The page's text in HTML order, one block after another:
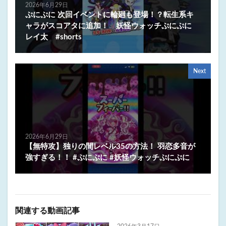
2026年6月29日
ぷにぷに 次回イベントに輪廻も登場！？転生系キ
ャラがスコアタに追加！ 妖怪ウォッチぷにぷに
レイ太 #shorts
Next
2026年6月29日
【無特攻】独りの間レベル35の方法！ 羽恋多音が
強すぎる！！ #ぷにぷに #妖怪ウォッチぷにぷに
関連する動画記事